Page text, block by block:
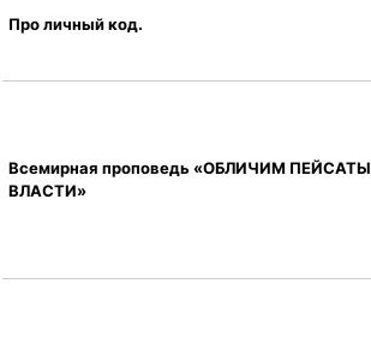
Про личный код.
Всемирная проповедь «ОБЛИЧИМ
ВЛАСТИ»